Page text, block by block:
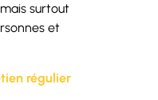
surtout
et
régulier